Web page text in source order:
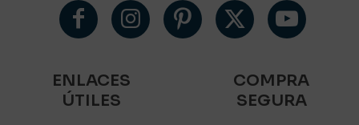
ENLACES
ÚTILES
COMPRA
SEGURA